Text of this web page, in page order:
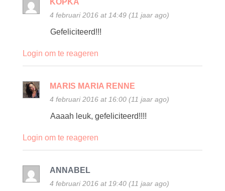
KOPKA
4 februari 2016 at 14:49 (11 jaar ago)
Gefeliciteerd!!!
Login om te reageren
MARIS MARIA RENNE
4 februari 2016 at 16:00 (11 jaar ago)
Aaaah leuk, gefeliciteerd!!!!
Login om te reageren
ANNABEL
4 februari 2016 at 19:40 (11 jaar ago)